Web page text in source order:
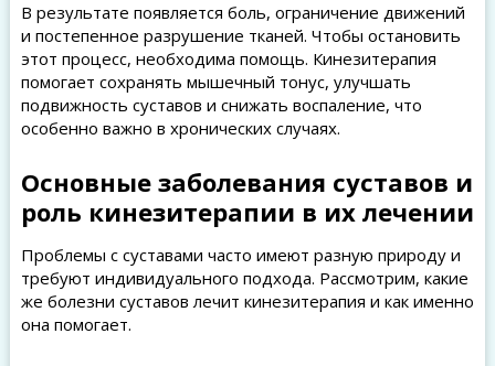
В результате появляется боль, ограничение движений
и постепенное разрушение тканей. Чтобы остановить
этот процесс, необходима помощь. Кинезитерапия
помогает сохранять мышечный тонус, улучшать
подвижность суставов и снижать воспаление, что
особенно важно в хронических случаях.
Основные заболевания суставов и
роль кинезитерапии в их лечении
Проблемы с суставами часто имеют разную природу и
требуют индивидуального подхода. Рассмотрим, какие
же болезни суставов лечит кинезитерапия и как именно
она помогает.